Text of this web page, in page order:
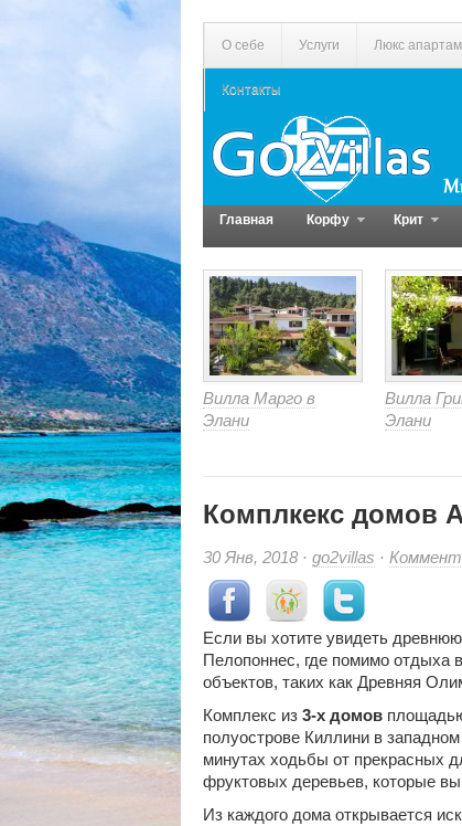
О себе Услуги Люкс
Контакты
Главная Корфу Крит
Вилла Марго в
Элани
Вилла
Элани
Комплкекс домов
30 Янв, 2018 · go2villas ·
Если вы хотите увидеть
Пелопоннес, где помимо отдыха
объектов, таких как Древняя
Комплекс из 3-х домов
полуострове Киллини в
минутах ходьбы от прекрасных
фруктовых деревьев, которые
Из каждого дома открывается